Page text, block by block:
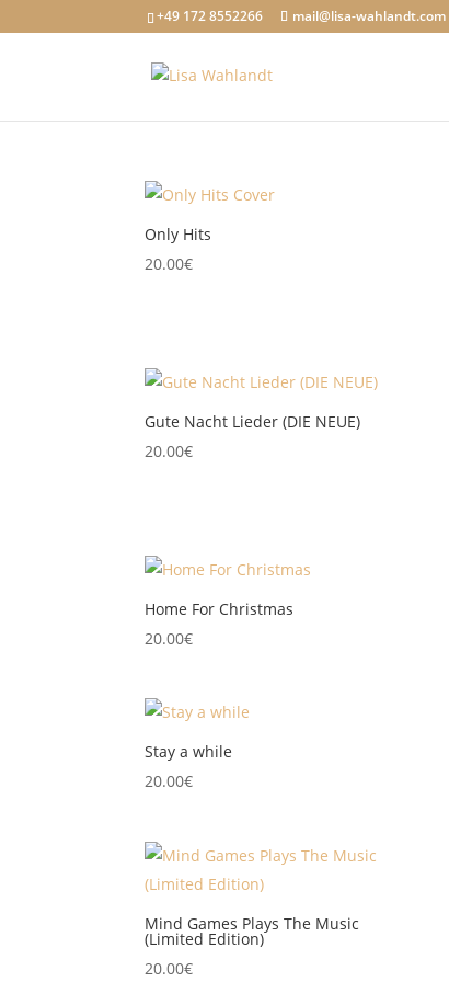
+49 172 8552266 mail@lisa-wahlandt.com
Only Hits
20.00€
Gute Nacht Lieder (DIE NEUE)
20.00€
Home For Christmas
20.00€
Stay a while
20.00€
Mind Games Plays The Music
(Limited Edition)
20.00€